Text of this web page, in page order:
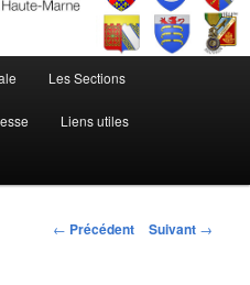
Les Sections
Liens utiles
Navigation
← Précédent Suivant →